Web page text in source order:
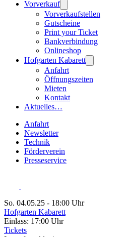
Vorverkauf
Vorverkaufstellen
Gutscheine
Print your Ticket
Bankverbindung
Onlineshop
Hofgarten Kabarett
Anfahrt
Öffnungszeiten
Mieten
Kontakt
Aktuelles…
Anfahrt
Newsletter
Technik
Förderverein
Presseservice
So. 04.05.25 - 18:00 Uhr
Hofgarten Kabarett
Einlass: 17:00 Uhr
Tickets